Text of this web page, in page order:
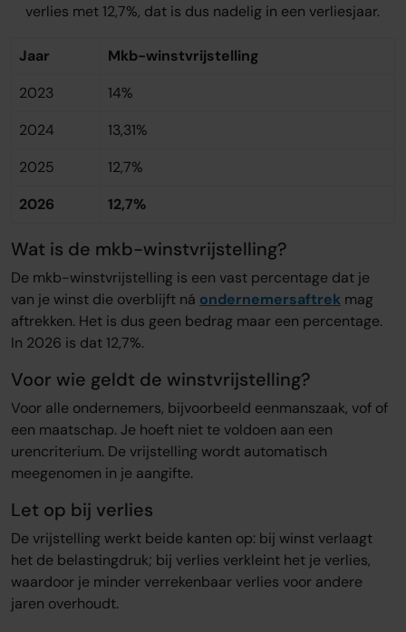
verlies met 12,7%, dat is dus nadelig in een verliesjaar.
Jaar
Mkb-winstvrijstelling
2023
14%
2024
13,31%
2025
12,7%
2026
12,7%
Wat is de mkb-winstvrijstelling?
De mkb-winstvrijstelling is een vast percentage dat je
van je winst die overblijft ná ondernemersaftrek mag
aftrekken. Het is dus geen bedrag maar een percentage.
In 2026 is dat 12,7%.
Voor wie geldt de winstvrijstelling?
Voor alle ondernemers, bijvoorbeeld eenmanszaak, vof of
een maatschap. Je hoeft niet te voldoen aan een
urencriterium. De vrijstelling wordt automatisch
meegenomen in je aangifte.
Let op bij verlies
De vrijstelling werkt beide kanten op: bij winst verlaagt
het de belastingdruk; bij verlies verkleint het je verlies,
waardoor je minder verrekenbaar verlies voor andere
jaren overhoudt.